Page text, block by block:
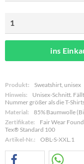
ins
Produkt:
Sweatshirt, unisex
Hinweis:
Unisex-Schnitt.
Nummer größer als die T-
Material:
85% Baumwolle
Zertifikate:
Fair Wear
Tex® Standard 100
Artikel-Nr.:
OBL-S-XXL.1